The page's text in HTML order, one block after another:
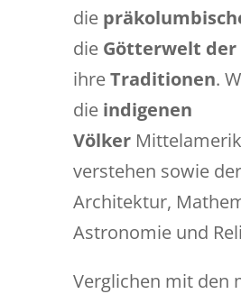
die
die Götterwelt der
ihreTraditionen.
dieindigenen
Völker
verstehen sowie
Architektur,
Astronomie und
Verglichen mit den